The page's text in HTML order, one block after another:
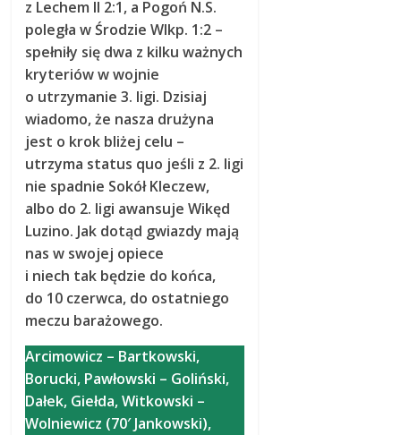
z Lechem II 2:1, a Pogoń N.S.
poległa w Środzie Wlkp. 1:2 –
spełniły się dwa z kilku ważnych
kryteriów w wojnie
o utrzymanie 3. ligi. Dzisiaj
wiadomo, że nasza drużyna
jest o krok bliżej celu –
utrzyma status quo jeśli z 2. ligi
nie spadnie Sokół Kleczew,
albo do 2. ligi awansuje Wikęd
Luzino. Jak dotąd gwiazdy mają
nas w swojej opiece
i niech tak będzie do końca,
do 10 czerwca, do ostatniego
meczu barażowego.
Arcimowicz – Bartkowski,
Borucki, Pawłowski – Goliński,
Dałek, Giełda, Witkowski –
Wolniewicz (70′ Jankowski),